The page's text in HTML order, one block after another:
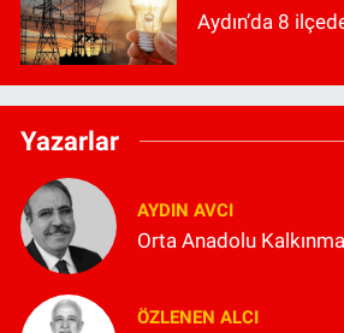
Aydın’da 8
Yazarlar
AYDIN AVCI
Orta Anadolu
ÖZLENEN ALCI